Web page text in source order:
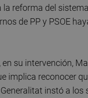
la reforma del
de PP y PSOE
en su intervención,
implica reconocer
instó a